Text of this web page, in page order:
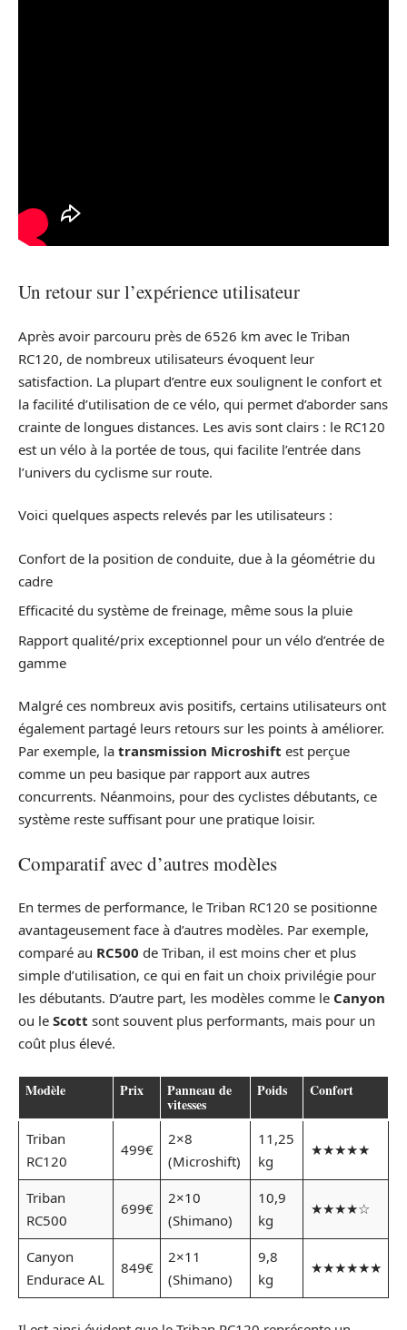
Un retour sur l’expérience utilisateur
Après avoir parcouru près de 6526 km avec le Triban
RC120, de nombreux utilisateurs évoquent leur
satisfaction. La plupart d’entre eux soulignent le confort et
la facilité d’utilisation de ce vélo, qui permet d’aborder sans
crainte de longues distances. Les avis sont clairs : le RC120
est un vélo à la portée de tous, qui facilite l’entrée dans
l’univers du cyclisme sur route.
Voici quelques aspects relevés par les utilisateurs :
Confort de la position de conduite, due à la géométrie du
cadre
Efficacité du système de freinage, même sous la pluie
Rapport qualité/prix exceptionnel pour un vélo d’entrée de
gamme
Malgré ces nombreux avis positifs, certains utilisateurs ont
également partagé leurs retours sur les points à améliorer.
Par exemple, la transmission Microshift est perçue
comme un peu basique par rapport aux autres
concurrents. Néanmoins, pour des cyclistes débutants, ce
système reste suffisant pour une pratique loisir.
Comparatif avec d’autres modèles
En termes de performance, le Triban RC120 se positionne
avantageusement face à d’autres modèles. Par exemple,
comparé au RC500 de Triban, il est moins cher et plus
simple d’utilisation, ce qui en fait un choix privilégie pour
les débutants. D’autre part, les modèles comme le Canyon
ou le Scott sont souvent plus performants, mais pour un
coût plus élevé.
Modèle Prix Panneau de
vitesses
Poids Confort
Triban
RC120
499€
2×8
(Microshift)
11,25
kg
★★★★★
Triban
RC500
699€
2×10
(Shimano)
10,9
kg
★★★★☆
Canyon
Endurace AL
849€
2×11
(Shimano)
9,8
kg
★★★★★★